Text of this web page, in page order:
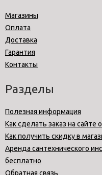
Магазины
Оплата
Доставка
Гарантия
Контакты
Разделы
Полезная информация
Как сделать заказ на сайте
Как получить скидку в
Аренда сантехнического
бесплатно
Обратная связь